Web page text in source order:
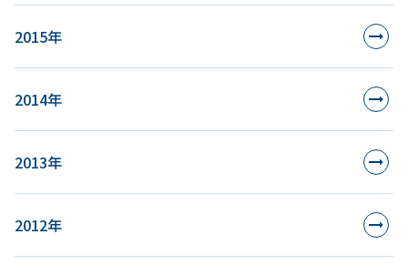
2015年
2014年
2013年
2012年